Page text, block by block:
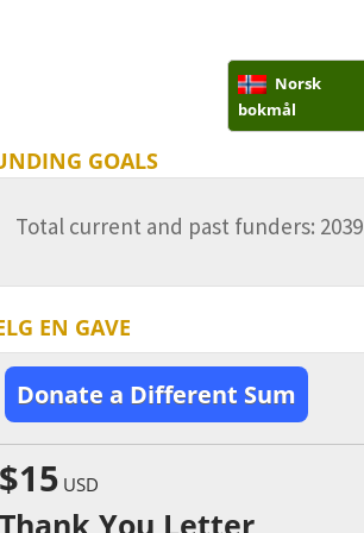
Norsk
bokmål
GOALS
Total current and past funders: 2039
EN GAVE
Donate a Different Sum
USD
You Letter